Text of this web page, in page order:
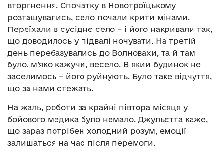
вторгнення. Спочатку в Новотроїцькому
розташувались, село почали крити мінами.
Переїхали в сусіднє село – і його накривали так,
що доводилось у підвалі ночувати. На третій
день перебазувались до Волновахи, та й там
було, м’яко кажучи, весело. В який будинок не
заселимось – його руйнують. Було таке відчуття,
що за нами стежать.
На жаль, роботи за крайні півтора місяця у
бойового медика було немало. Джульєтта каже,
що зараз потрібен холодний розум, емоції
залишаться на час після перемоги.